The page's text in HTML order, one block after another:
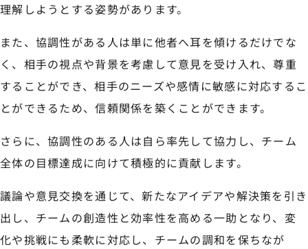
理解しようとする姿勢があります。
また、協調性がある人は単に他者へ耳を傾けるだけでな
く、相手の視点や背景を考慮して意見を受け入れ、尊重
することができ、相手のニーズや感情に敏感に対応するこ
とができるため、信頼関係を築くことができます。
さらに、協調性のある人は自ら率先して協力し、チーム
全体の目標達成に向けて積極的に貢献します。
議論や意見交換を通じて、新たなアイデアや解決策を引き
出し、チームの創造性と効率性を高める一助となり、変
化や挑戦にも柔軟に対応し、チームの調和を保ちなが